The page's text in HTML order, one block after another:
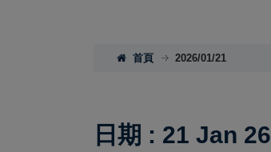
首頁 2026/01/21
日期 : 21 Jan 26